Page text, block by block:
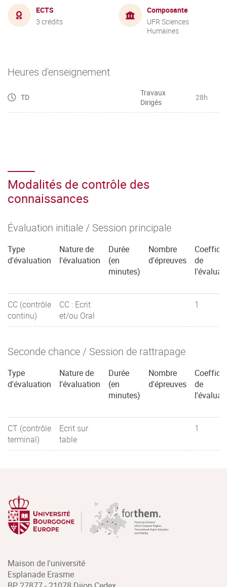
ECTS
3 crédits
Composante
UFR Sciences
Humaines
Heures d'enseignement
TD
Travaux
Dirigés
28h
Modalités de contrôle des
connaissances
Évaluation initiale / Session principale
Type
d'évaluation
Nature de
l'évaluation
Durée
(en
minutes)
Nombre
d'épreuves
de
CC (contrôle
continu)
CC : Ecrit
et/ou Oral
1
Seconde chance / Session de rattrapage
Type
d'évaluation
Nature de
l'évaluation
Durée
(en
minutes)
Nombre
d'épreuves
de
CT (contrôle
terminal)
Ecrit sur
table
1
Maison de l'université
Esplanade Erasme